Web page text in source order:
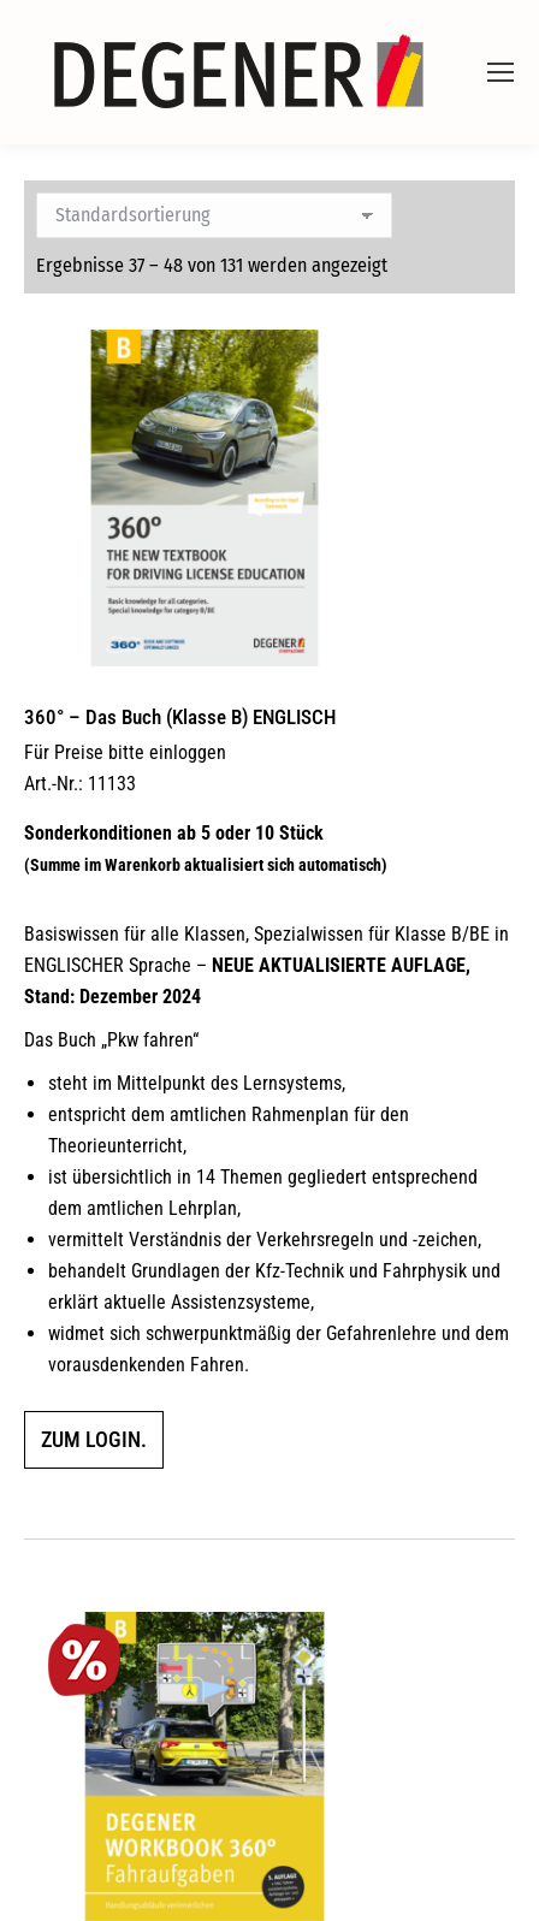
Ergebnisse 37 – 48 von 131 werden angezeigt
360° – Das Buch (Klasse B) ENGLISCH
Für Preise bitte einloggen
Art.-Nr.: 11133
Basiswissen für alle Klassen, Spezialwissen für Klasse B/BE in
ENGLISCHER Sprache – NEUE AKTUALISIERTE AUFLAGE,
Stand: Dezember 2024
Das Buch „Pkw fahren“
steht im Mittelpunkt des Lernsystems,
entspricht dem amtlichen Rahmenplan für den
Theorieunterricht,
ist übersichtlich in 14 Themen gegliedert entsprechend
dem amtlichen Lehrplan,
vermittelt Verständnis der Verkehrsregeln und -zeichen,
behandelt Grundlagen der Kfz-Technik und Fahrphysik und
erklärt aktuelle Assistenzsysteme,
widmet sich schwerpunktmäßig der Gefahrenlehre und dem
vorausdenkenden Fahren.
ZUM LOGIN.